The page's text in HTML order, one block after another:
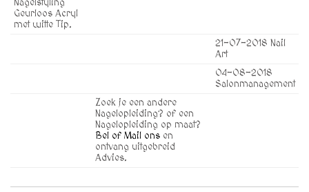
Nagelstyling
Geurloos Acryl
met witte Tip.
21-07-2018 Nail
Art
04-08-2018
Salonmanagement
Zoek je een andere
Nagelopleiding? of een
Nagelopleiding op maat?
Bel of Mail ons en
ontvang uitgebreid
Advies.